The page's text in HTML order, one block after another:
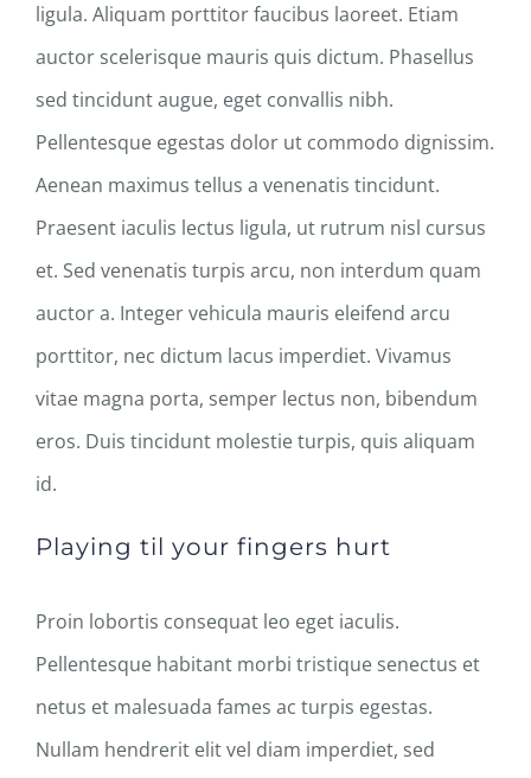
ligula. Aliquam porttitor faucibus laoreet. Etiam
auctor scelerisque mauris quis dictum. Phasellus
sed tincidunt augue, eget convallis nibh.
Pellentesque egestas dolor ut commodo dignissim.
Aenean maximus tellus a venenatis tincidunt.
Praesent iaculis lectus ligula, ut rutrum nisl cursus
et. Sed venenatis turpis arcu, non interdum quam
auctor a. Integer vehicula mauris eleifend arcu
porttitor, nec dictum lacus imperdiet. Vivamus
vitae magna porta, semper lectus non, bibendum
eros. Duis tincidunt molestie turpis, quis aliquam
id.
Playing til your fingers hurt
Proin lobortis consequat leo eget iaculis.
Pellentesque habitant morbi tristique senectus et
netus et malesuada fames ac turpis egestas.
Nullam hendrerit elit vel diam imperdiet, sed